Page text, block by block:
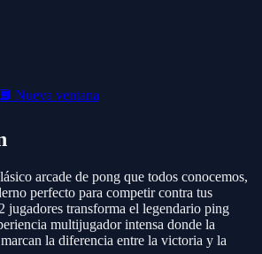
🔲 Nueva ventana
arcade de pong que todos conocemos,
perfecto para competir contra tus
jugadores transforma el legendario ping
multijugador intensa donde la
la diferencia entre la victoria y la